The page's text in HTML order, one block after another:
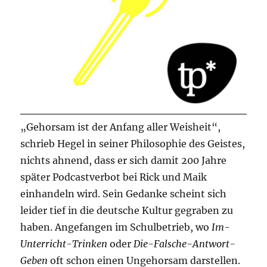
„Gehorsam ist der Anfang aller Weisheit“,
schrieb Hegel in seiner Philosophie des Geistes,
nichts ahnend, dass er sich damit 200 Jahre
später Podcastverbot bei Rick und Maik
einhandeln wird. Sein Gedanke scheint sich
leider tief in die deutsche Kultur gegraben zu
haben. Angefangen im Schulbetrieb, woIm-
Unterricht-Trinken oderDie-Falsche-Antwort-
Geben oft schon einen Ungehorsam darstellen.